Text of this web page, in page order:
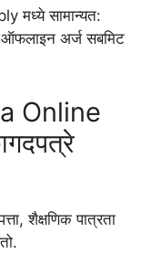
मध्ये सामान्यत:
अर्ज सबमिट
Online
शैक्षणिक पात्रता